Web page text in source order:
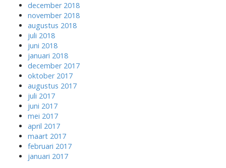
december 2018
november 2018
augustus 2018
juli 2018
juni 2018
januari 2018
december 2017
oktober 2017
augustus 2017
juli 2017
juni 2017
mei 2017
april 2017
maart 2017
februari 2017
januari 2017